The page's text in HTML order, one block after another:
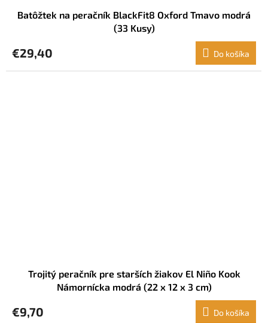
Batôžtek na peračník BlackFit8 Oxford Tmavo modrá
(33 Kusy)
€29,40 Do košíka
Trojitý peračník pre starších žiakov El Niño Kook
Námornícka modrá (22 x 12 x 3 cm)
€9,70 Do košíka